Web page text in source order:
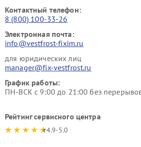
Контактный телефон:
8 (800) 100-33-26
Электронная почта:
info@vestfrost-fixim.ru
для юридических лиц
manager@fix-vestfrost.ru
График работы:
ПН-ВСК с 9:00 до 21:00 без
Рейтинг сервисного центра
4.9-5.0